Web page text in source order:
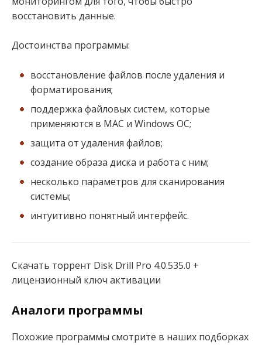
восстановить данные.
Достоинства программы:
восстановление файлов после удаления и
форматирования;
поддержка файловых систем, которые
применяются в MAC и Windows OC;
защита от удаления файлов;
создание образа диска и работа с ним;
несколько параметров для сканирования
системы;
интуитивно понятный интерфейс.
Скачать торрент Disk Drill Pro 4.0.535.0 +
лицензионный ключ активации
Аналоги программы
Похожие программы смотрите в наших подборках